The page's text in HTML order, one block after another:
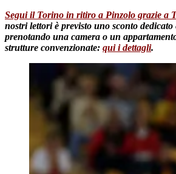
Segui il Torino in ritiro a Pinzolo grazie a
nostri lettori è previsto uno sconto dedicato
prenotando una camera o un
strutture convenzionate: qui i dettagli.